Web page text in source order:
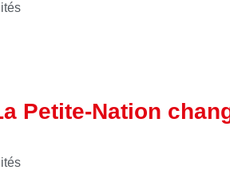
Petite-Nation